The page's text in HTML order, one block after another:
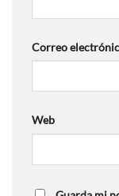
Correo
Web